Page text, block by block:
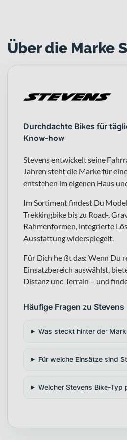
Über die Marke
Durchdachte Bikes für
Know-how
Stevens entwickelt seine
Jahren steht die Marke für
entstehen im eigenen Haus
Im Sortiment findest Du
Trekkingbike bis zu Road-,
Rahmenformen, integrierte
Ausstattung widerspiegelt.
Für Dich heißt das: Wenn Du
Einsatzbereich auswählst,
Distanz und Terrain – und
Häufige Fragen zu Stevens
Was steckt hinter der
Für welche Einsätze sind
Welcher Stevens Bike-Typ